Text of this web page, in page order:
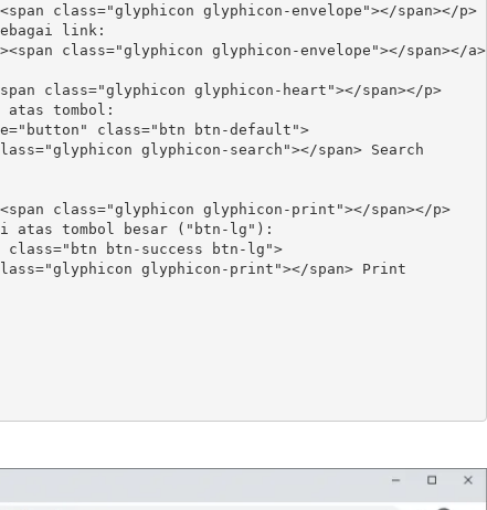
class="glyphicon glyphicon-envelope"></span></p>
link:
class="glyphicon glyphicon-envelope"></span></a>
class="glyphicon glyphicon-heart"></span></p>
atas tombol:
class="btn btn-default">
glyphicon-search"></span> Search
class="glyphicon glyphicon-print"></span></p>
atas tombol besar ("btn-lg"):
btn-success btn-lg">
glyphicon-print"></span> Print